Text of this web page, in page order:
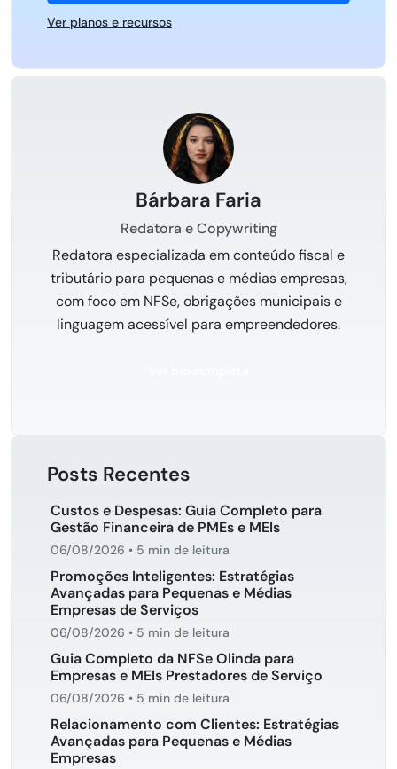
Ver planos e recursos
Bárbara Faria
Redatora e Copywriting
Redatora especializada em conteúdo fiscal e
tributário para pequenas e médias empresas,
com foco em NFSe, obrigações municipais e
linguagem acessível para empreendedores.
Posts Recentes
Custos e Despesas: Guia Completo para
Gestão Financeira de PMEs e MEIs
06/08/2026 • 5 min de leitura
Promoções Inteligentes: Estratégias
Avançadas para Pequenas e Médias
Empresas de Serviços
06/08/2026 • 5 min de leitura
Guia Completo da NFSe Olinda para
Empresas e MEIs Prestadores de Serviço
06/08/2026 • 5 min de leitura
Relacionamento com Clientes: Estratégias
Avançadas para Pequenas e Médias
Empresas